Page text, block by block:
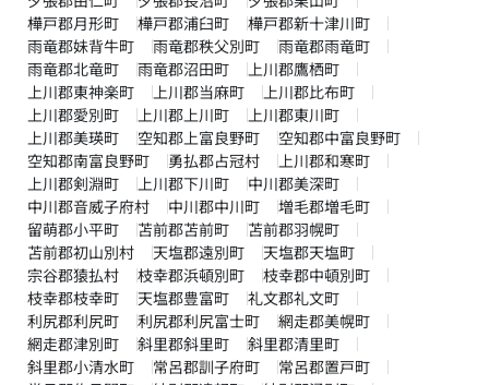
樺戸郡月形町
樺戸郡浦臼町
樺戸郡新十津川町
雨竜郡妹背牛町
雨竜郡秩父別町
雨竜郡雨竜町
雨竜郡北竜町
雨竜郡沼田町
上川郡鷹栖町
上川郡東神楽町
上川郡当麻町
上川郡比布町
上川郡愛別町
上川郡上川町
上川郡東川町
上川郡美瑛町
空知郡上富良野町
空知郡中富良野町
空知郡南富良野町
勇払郡占冠村
上川郡和寒町
上川郡剣淵町
上川郡下川町
中川郡美深町
中川郡音威子府村
中川郡中川町
増毛郡増毛町
留萌郡小平町
苫前郡苫前町
苫前郡羽幌町
苫前郡初山別村
天塩郡遠別町
天塩郡天塩町
宗谷郡猿払村
枝幸郡浜頓別町
枝幸郡中頓別町
枝幸郡枝幸町
天塩郡豊富町
礼文郡礼文町
利尻郡利尻町
利尻郡利尻富士町
網走郡美幌町
網走郡津別町
斜里郡斜里町
斜里郡清里町
斜里郡小清水町
常呂郡訓子府町
常呂郡置戸町